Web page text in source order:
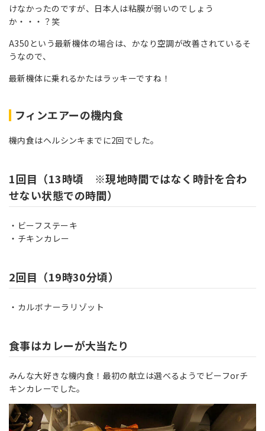
けなかったのですが、日本人は粘膜が弱いのでしょう
か・・・？笑
A350 という最新機体の場合は、かなり空調が改善されているそ
うなので、
最新機体に乗れるかたはラッキーですね！
フィンエアーの機内食
機内食はヘルシンキまでに2回でした。
1回目（13時頃 ※現地時間ではなく時計を合わ
せない状態での時間）
ビーフステーキ
チキンカレー
2回目（19時30分頃）
カルボナーラリゾット
食事はカレーが大当たり
みんな大好きな機内食！最初の献立は選べるようでビーフorチ
キンカレーでした。